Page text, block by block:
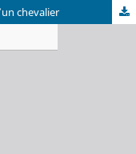
chevalier